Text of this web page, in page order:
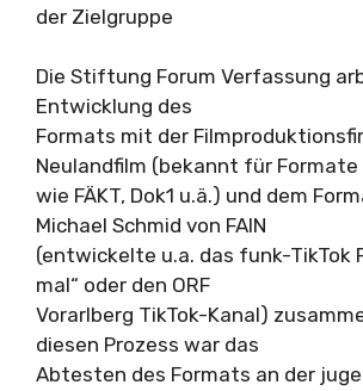
der Zielgruppe
Die Stiftung Forum Verfassung
Entwicklung des
Formats mit der
Neulandfilm (bekannt für Formate
wie FÄKT, Dok1 u.ä.) und dem
Michael Schmid von FAIN
(entwickelte u.a. das funk-TikTok
mal“ oder den ORF
Vorarlberg TikTok-Kanal)
diesen Prozess war das
Abtesten des Formats an der